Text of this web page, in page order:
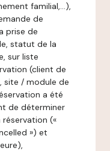
familial,…),
de
prise de
statut de la
sur liste
(client de
site / module de
a été
de déterminer
(«
») et